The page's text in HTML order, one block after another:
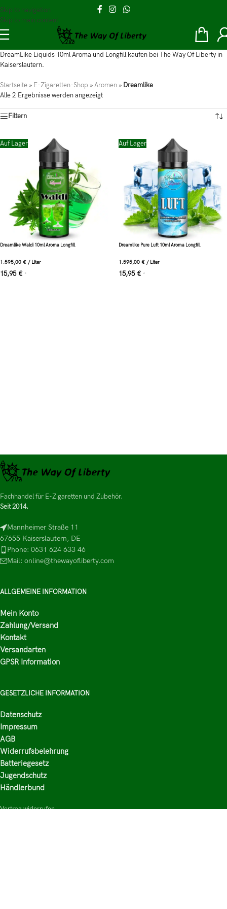
Skip to navigation
Skip to main content
DreamLike Liquids 10ml Aroma und Longfill kaufen bei The Way Of Liberty in
Kaiserslautern.
Startseite » E-Zigaretten-Shop »Aromen » Dreamlike
Alle 2 Ergebnisse werden angezeigt
Filtern
Auf Lager
Dreamlike Waldi 10ml Aroma Longfill
1.595,00 € / Liter
15,95 € *
Auf Lager
Dreamlike Pure Luft 10ml Aroma Longfill
1.595,00 € / Liter
15,95 € *
Fachhandel für E-Zigaretten und Zubehör.
Seit 2014.
Mannheimer Straße 11
67655 Kaiserslautern, DE
Phone: 0631 624 633 46
Mail: online@thewayofliberty.com
ALLGEMEINE INFORMATION
Mein Konto
Zahlung/Versand
Kontakt
Versandarten
GPSR Information
GESETZLICHE INFORMATION
Datenschutz
Impressum
AGB
Widerrufsbelehrung
Batteriegesetz
Jugendschutz
Händlerbund
Vertrag widerrufen